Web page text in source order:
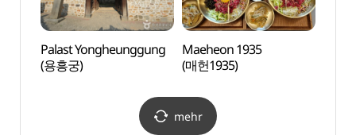
Palast Yongheunggung
(용흥궁)
Maeheon 1935
(매헌1935)
mehr